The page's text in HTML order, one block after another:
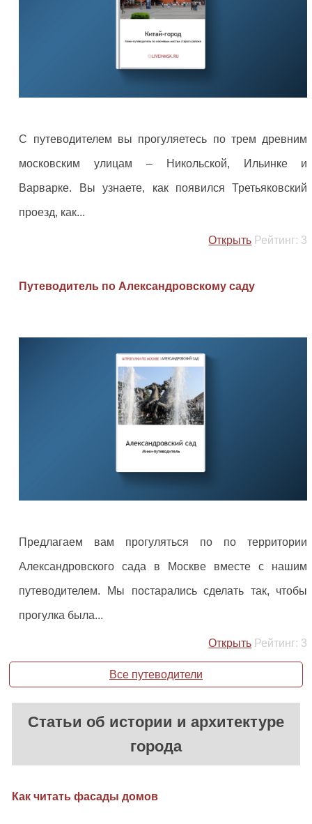
С путеводителем вы прогуляетесь по трем древним
московским улицам – Никольской, Ильинке и
Варварке. Вы узнаете, как появился Третьяковский
проезд, как...
Открыть Рейтинг: 3
Путеводитель по Александровскому саду
Предлагаем вам прогуляться по по территории
Александровского сада в Москве вместе с нашим
путеводителем. Мы постарались сделать так, чтобы
прогулка была...
Открыть Рейтинг: 3
Все путеводители
Статьи об истории и архитектуре
города
Как читать фасады домов